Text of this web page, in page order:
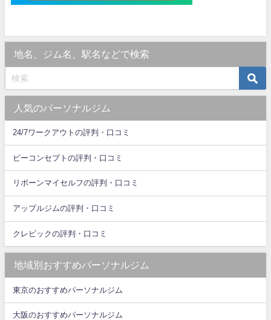
地名、ジム名、駅名などで検索
人気のパーソナルジム
24/7ワークアウトの評判・口コミ
ビーコンセプトの評判・口コミ
リボーンマイセルフの評判・口コミ
アップルジムの評判・口コミ
クレビックの評判・口コミ
地域別おすすめパーソナルジム
東京のおすすめパーソナルジム
大阪のおすすめパーソナルジム